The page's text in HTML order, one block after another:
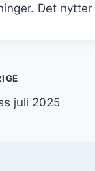
Det
juli 2025